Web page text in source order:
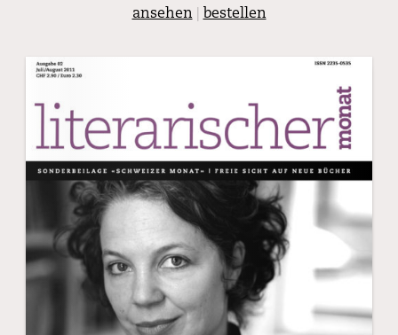
ansehen
bestellen